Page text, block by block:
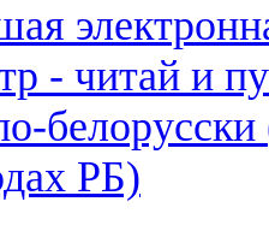
- читай и
белорусски
РБ)